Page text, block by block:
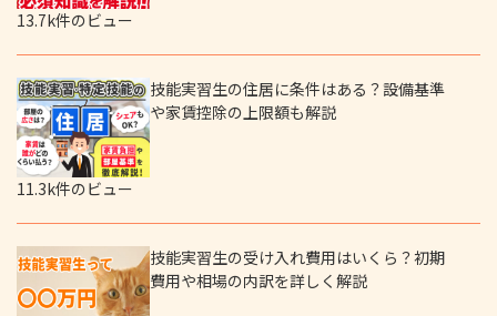
13.7k件のビュー
技能実習生の住居に条件はある？設備基準
や家賃控除の上限額も解説
11.3k件のビュー
技能実習生の受け入れ費用はいくら？初期
費用や相場の内訳を詳しく解説